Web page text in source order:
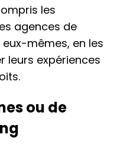
les
agences de
mêmes, en les
leurs expériences
ou de